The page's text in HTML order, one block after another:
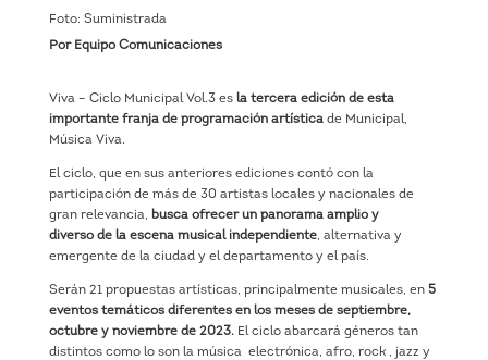
Foto: Suministrada
Por Equipo Comunicaciones
Viva – Ciclo Municipal Vol.3 es la tercera edición de esta
importante franja de programación artísticade Municipal,
Música Viva.
El ciclo, que en sus anteriores ediciones contó con la
participación de más de 30 artistas locales y nacionales de
gran relevancia, busca ofrecer un panorama amplio y
diverso de la escena musical independiente, alternativa y
emergente de la ciudad y el departamento y el país.
Serán 21 propuestas artísticas, principalmente musicales, en5
eventos temáticos diferentes en los meses de septiembre,
octubre y noviembre de 2023.El ciclo abarcará géneros tan
distintos como lo son la música electrónica, afro, rock , jazz y